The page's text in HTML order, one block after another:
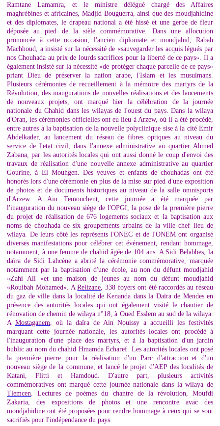
Ramtane Lamamra, et le ministre délégué chargé des Affaires
maghrébines et africaines, Madjid Bouguerra, ainsi que des moudjahidine
et des diplomates, le drapeau national a été hissé et une gerbe de fleur
déposée au pied de la stèle commémorative. Dans une allocution
prononcée à cette occasion, l'ancien diplomate et moudjahid, Rabah
Machhoud, a insisté sur la nécessité de «sauvegarder les acquis légués par
nos Chouhada au prix de lourds sacrifices pour la liberté de ce pays». Il a
également insisté sur la nécessité «de protéger chaque parcelle de ce pays»
priant Dieu de préserver la nation arabe, l'Islam et les musulmans.
Plusieurs cérémonies de recueillement à la mémoire des martyrs de la
Révolution, des inaugurations de nouvelles réalisations et des lancements
de nouveaux projets, ont marqué hier la célébration de la journée
nationale du Chahid dans les wilayas de l'ouest du pays. Dans la wilaya
d'Oran, les cérémonies officielles ont eu lieu à Arzew, où il a été procédé,
entre autres à la baptisation de la nouvelle polyclinique sise à la cité Emir
Abdelkader, au lancement du réseau de fibres optiques au niveau du
service de l'etat civil, dans l'annexe administrative au quartier Ahmed
Zabana, par les autorités locales qui ont aussi donné le coup d'envoi des
travaux de réalisation d'une nouvelle annexe administrative au quartier
Gourine, à El Mouhgen. Des veuves et enfants de chouhadas ont été
honorés lors d'une cérémonie en plus de la mise sur pied d'une exposition
de photos et de documents historiques au niveau de la salle omnisports
d'Arzew. A Ain Temouchent, cette journée a été marquée par
l'inauguration du nouveau siège de l'OPGI, la pose de la première pierre
du projet de réalisation de 676 logements sociaux et la baptisation aux
noms de chouhada de six groupements urbains de la ville chef lieu de
wilaya. De leurs côté les représents l'ONEC et de l'ONEM ont organisé
diverses manifestations pour célébrer cet événement, rendant hommage,
notamment, à une femme de chahid âgée de 104 ans. A Sidi Belabbes, la
daïra de Sidi Lahcène a abrité la cérémonie commémorative, marquée
notamment par la baptisation d'une école, au non du défunt moudjahid
«Zahi Ali «et une maison de jeunes au nom du défunt moudjahid
«Rouibah Mohamed». ARelizane, 338 foyers ont été raccordés au réseau
du gaz de ville dans la localité de Kenanda dans la Daïra de Mendes en
présence des autorités locales qui ont également visité le chantier de
rénovation de chemin de wilaya n°18, à Oued Esslem au sud de la wilaya.
A Mostaganem, où la daïra de Ain Nouissy a accueilli les festivités
marquant cette journée nationale, les autorités locales ont procédé à
l'inauguration d'une place des martyrs, et à la baptisation d'un jardin
bublic au nom du chahid Hmamda Echaref. Les autorités locales ont posé
la première pierre pour la réalisation d'un Parc d'attraction et d'un
nouveau siège de la commune, et lancé le projet d'AEP des localités de
Katani, Flitti et Hamdoud. D'autre part, plusieurs activités
commémoratives ont marqué cette journée nationale dans la wilaya de
Tlemcen. Lectures de poèmes du chantre de la révolution, Moufdi
Zakaria, des expositions de photos et une rencontre avac des
moudjahidine ont été proposées pour rendre hommage à ceux qui se sont
sacrifiés pour l'indépendance du pays.